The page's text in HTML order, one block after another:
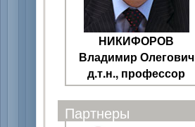
НИКИФОРОВ
Владимир Олегович
д.т.н., профессор
Партнеры